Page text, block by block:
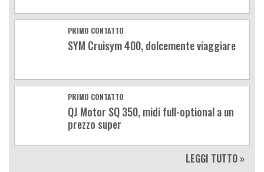
PRIMO CONTATTO
SYM Cruisym 400, dolcemente viaggiare
PRIMO CONTATTO
QJ Motor SQ 350, midi full-optional a un
prezzo super
LEGGI TUTTO »